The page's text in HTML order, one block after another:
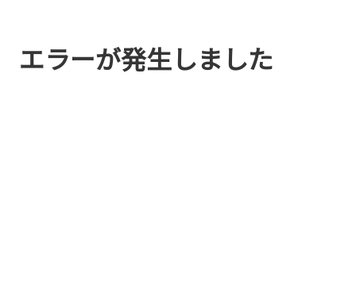
エラーが発生しました